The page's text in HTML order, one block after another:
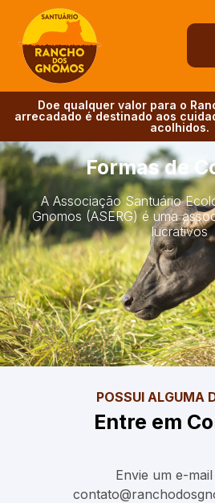
Doe qualquer valor para o
arrecadado é destinado aos
acolhidos.
Formas de
A Associação Santuário
Gnomos (ASERG) é uma
lucrativos
POSSUI ALGUMA
Entre em
Envie um e-